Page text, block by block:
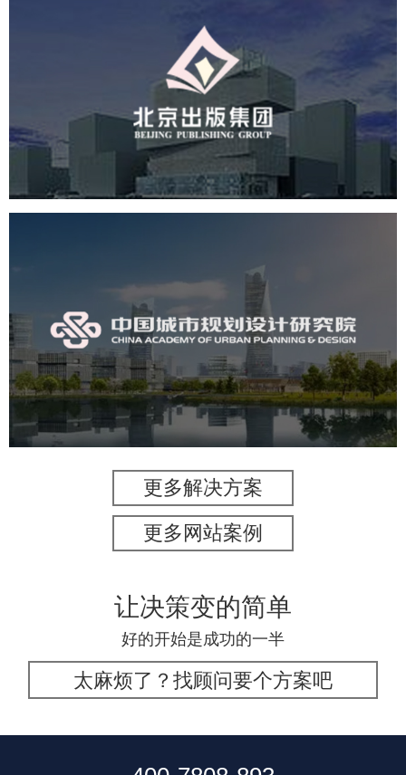
北京出版集团
文化艺术 集团官网 品牌官网
集团网站建设公司
网站建设
中国城市规划设计研究院
机构组织 国企 品牌官网 网站建设 网站设计
更多解决方案
更多网站案例
让决策变的简单
好的开始是成功的一半
太麻烦了？找顾问要个方案吧